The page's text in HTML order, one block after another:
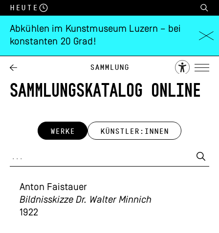
Heute
Abkühlen im Kunstmuseum Luzern – bei
konstanten 20 Grad!
Sammlung
SAMMLUNGSKATALOG ONLINE
WERKE KÜNSTLER:INNEN
Anton Faistauer
Bildnisskizze Dr. Walter Minnich
1922